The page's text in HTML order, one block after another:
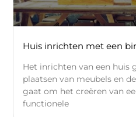
Huis inrichten met een
Het inrichten van een huis
plaatsen van meubels en
gaat om het creëren van
functionele